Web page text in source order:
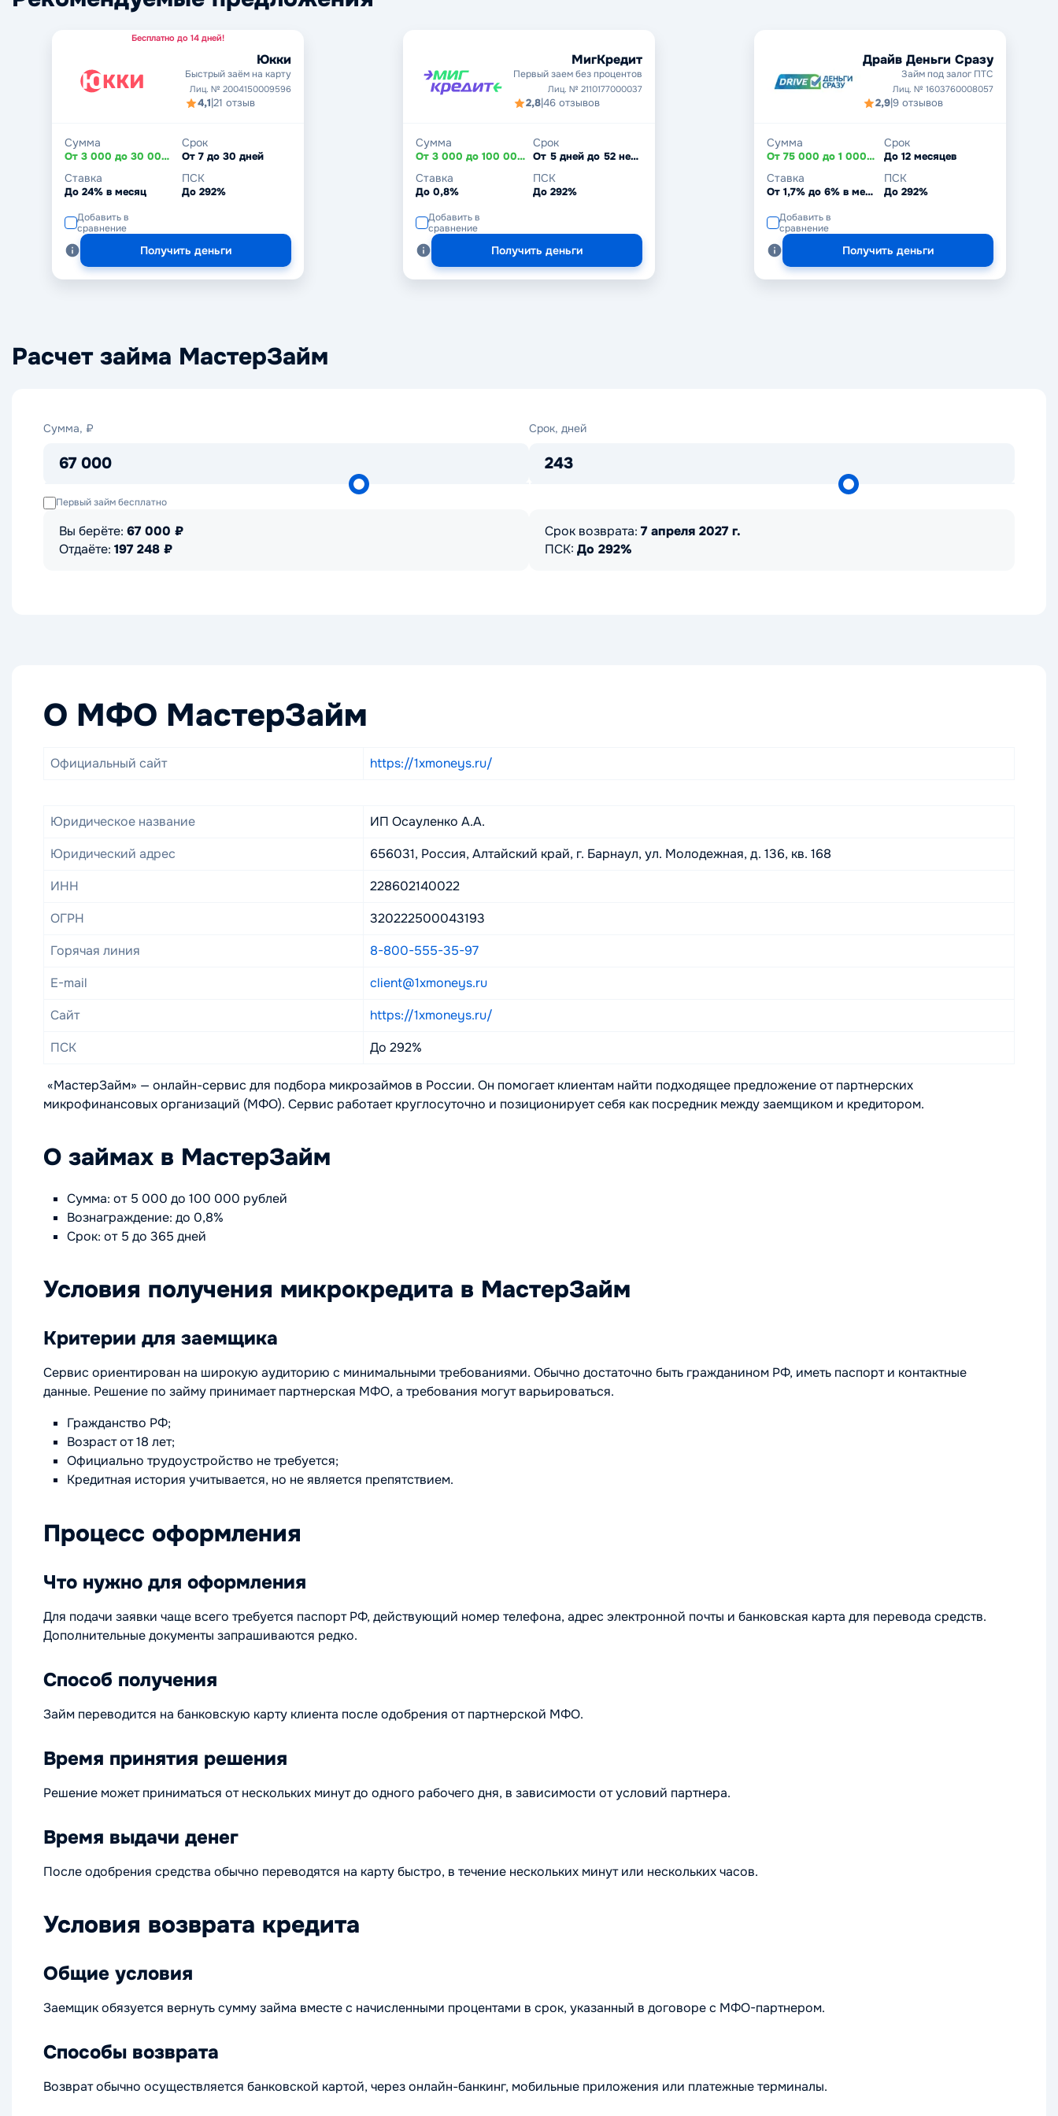
Бесплатно до 14 дней!
Юкки
Быстрый заём на карту
Лиц. № 2004150009596
4,1|21 отзыв
Сумма
От 3 000 до 30 000 ₽
Срок
От 7 до 30 дней
Ставка
До 24% в месяц
ПСК
До 292%
Добавить в
сравнение
Получить деньги
МигКредит
Первый заем без процентов
Лиц. № 2110177000037
2,8|46 отзывов
Сумма
От 3 000 до 100 000 ₽
Срок
От 5 дней до 52 недель
Ставка
До 0,8%
ПСК
До 292%
Добавить в
сравнение
Получить деньги
Драйв Деньги Сразу
Займ под залог ПТС
Лиц. № 1603760008057
2,9|9 отзывов
Сумма
От 75 000 до 1 000 000 ₽
Срок
До 12 месяцев
Ставка
От 1,7% до 6% в месяц
ПСК
До 292%
Добавить в
сравнение
Получить деньги
Расчет займа МастерЗайм
Сумма, ₽
67 000
Сумма,
Срок, дней
243
Срок,
Первый займ бесплатно
Вы берёте: 67 000 ₽
Отдаёте: 197 248 ₽
Срок возврата: 7 апреля 2027 г.
ПСК: До 292%
О МФО МастерЗайм
Официальный сайт https://1xmoneys.ru/
Юридическое название
ИП Осауленко А.А.
Юридический адрес
656031, Россия, Алтайский край, г. Барнаул, ул. Молодежная, д. 136, кв. 168
ИНН
228602140022
ОГРН
320222500043193
Горячая линия
8-800-555-35-97
E-mail
client@1xmoneys.ru
Сайт
https://1xmoneys.ru/
ПСК
До 292%
«МастерЗайм» — онлайн-сервис для подбора микрозаймов в России. Он помогает клиентам найти подходящее предложение от партнерских
микрофинансовых организаций (МФО). Сервис работает круглосуточно и позиционирует себя как посредник между заемщиком и кредитором.
О займах в МастерЗайм
Сумма: от 5 000 до 100 000 рублей
Вознаграждение: до 0,8%
Срок: от 5 до 365 дней
Условия получения микрокредита в МастерЗайм
Критерии для заемщика
Сервис ориентирован на широкую аудиторию с минимальными требованиями. Обычно достаточно быть гражданином РФ, иметь паспорт и контактные
данные. Решение по займу принимает партнерская МФО, а требования могут варьироваться.
Гражданство РФ;
Возраст от 18 лет;
Официально трудоустройство не требуется;
Кредитная история учитывается, но не является препятствием.
Процесс оформления
Что нужно для оформления
Для подачи заявки чаще всего требуется паспорт РФ, действующий номер телефона, адрес электронной почты и банковская карта для перевода средств.
Дополнительные документы запрашиваются редко.
Способ получения
Займ переводится на банковскую карту клиента после одобрения от партнерской МФО.
Время принятия решения
Решение может приниматься от нескольких минут до одного рабочего дня, в зависимости от условий партнера.
Время выдачи денег
После одобрения средства обычно переводятся на карту быстро, в течение нескольких минут или нескольких часов.
Условия возврата кредита
Общие условия
Заемщик обязуется вернуть сумму займа вместе с начисленными процентами в срок, указанный в договоре с МФО-партнером.
Способы возврата
Возврат обычно осуществляется банковской картой, через онлайн-банкинг, мобильные приложения или платежные терминалы.